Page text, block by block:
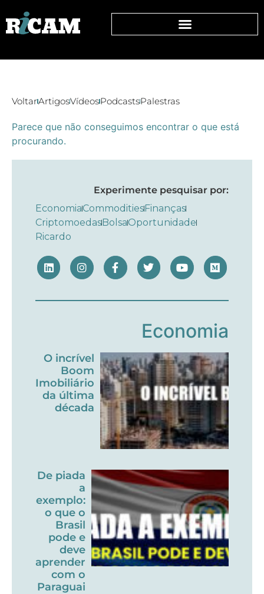
VoltarArtigosVídeosPodcastsPalestras
Parece que não conseguimos encontrar o que está
procurando.
Experimente pesquisar por:
EconomiaCommodities Finanças
Criptomoedas BolsaOportunidade
Ricardo
Economia
O incrível
Boom
Imobiliário
da última
década
De piada
a
exemplo:
o que o
Brasil
pode e
deve
aprender
com o
Paraguai